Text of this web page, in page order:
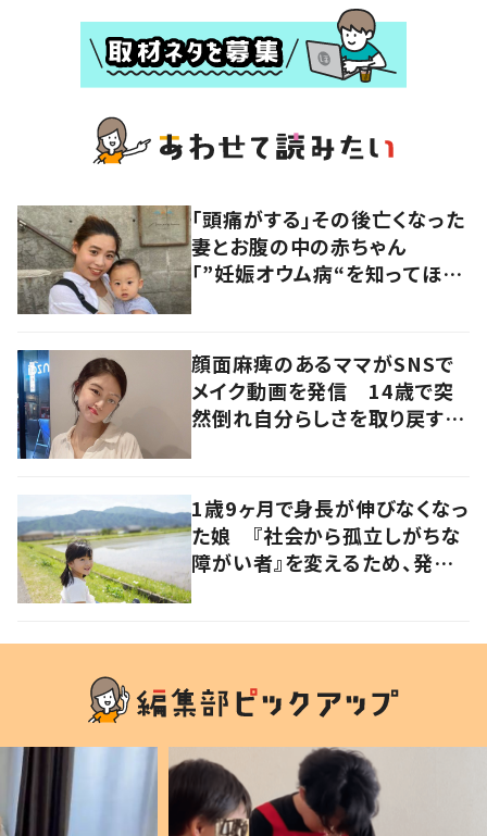
「頭痛がする」その後亡くなった
妻とお腹の中の赤ちゃん
「”妊娠オウム病“を知ってほし
顔面麻痺のあるママがSNSで
メイク動画を発信 14歳で突
然倒れ自分らしさを取り戻すま
1歳9ヶ月で身長が伸びなくなっ
た娘 『社会から孤立しがちな
障がい者』を変えるため、発信